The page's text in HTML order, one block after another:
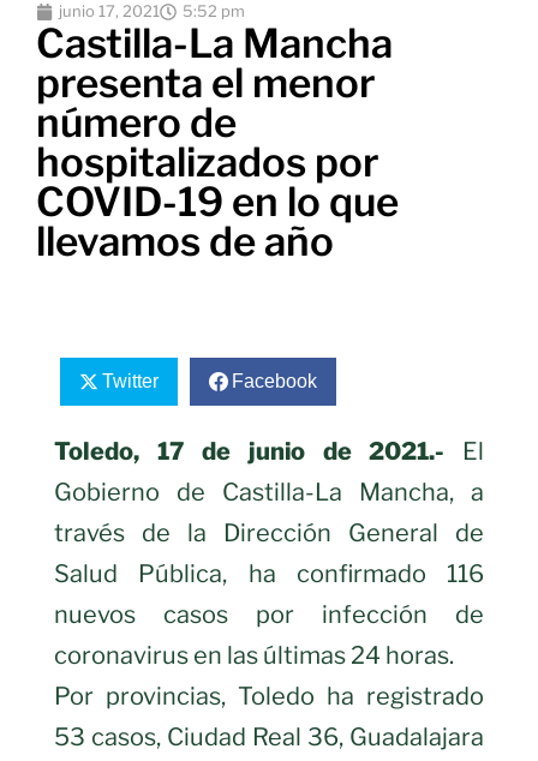
junio 17, 2021 5:52 pm
Castilla-La Mancha
presenta el menor
número de
hospitalizados por
COVID-19 en lo que
llevamos de año
Twitter Facebook
Toledo, 17 de junio de 2021.- El
Gobierno de Castilla-La Mancha, a
través de la Dirección General de
Salud Pública, ha confirmado 116
nuevos casos por infección de
coronavirus en las últimas 24 horas.
Por provincias, Toledo ha registrado
53 casos, Ciudad Real 36, Guadalajara